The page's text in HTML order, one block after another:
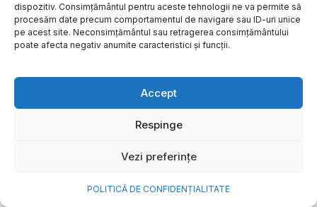
dispozitiv. Consimțământul pentru aceste tehnologii ne va permite să
procesăm date precum comportamentul de navigare sau ID-uri unice
pe acest site. Neconsimțământul sau retragerea consimțământului
poate afecta negativ anumite caracteristici și funcții.
Accept
Respinge
Vezi preferințe
POLITICĂ DE CONFIDENȚIALITATE
frumoase amintiri ale verii într-